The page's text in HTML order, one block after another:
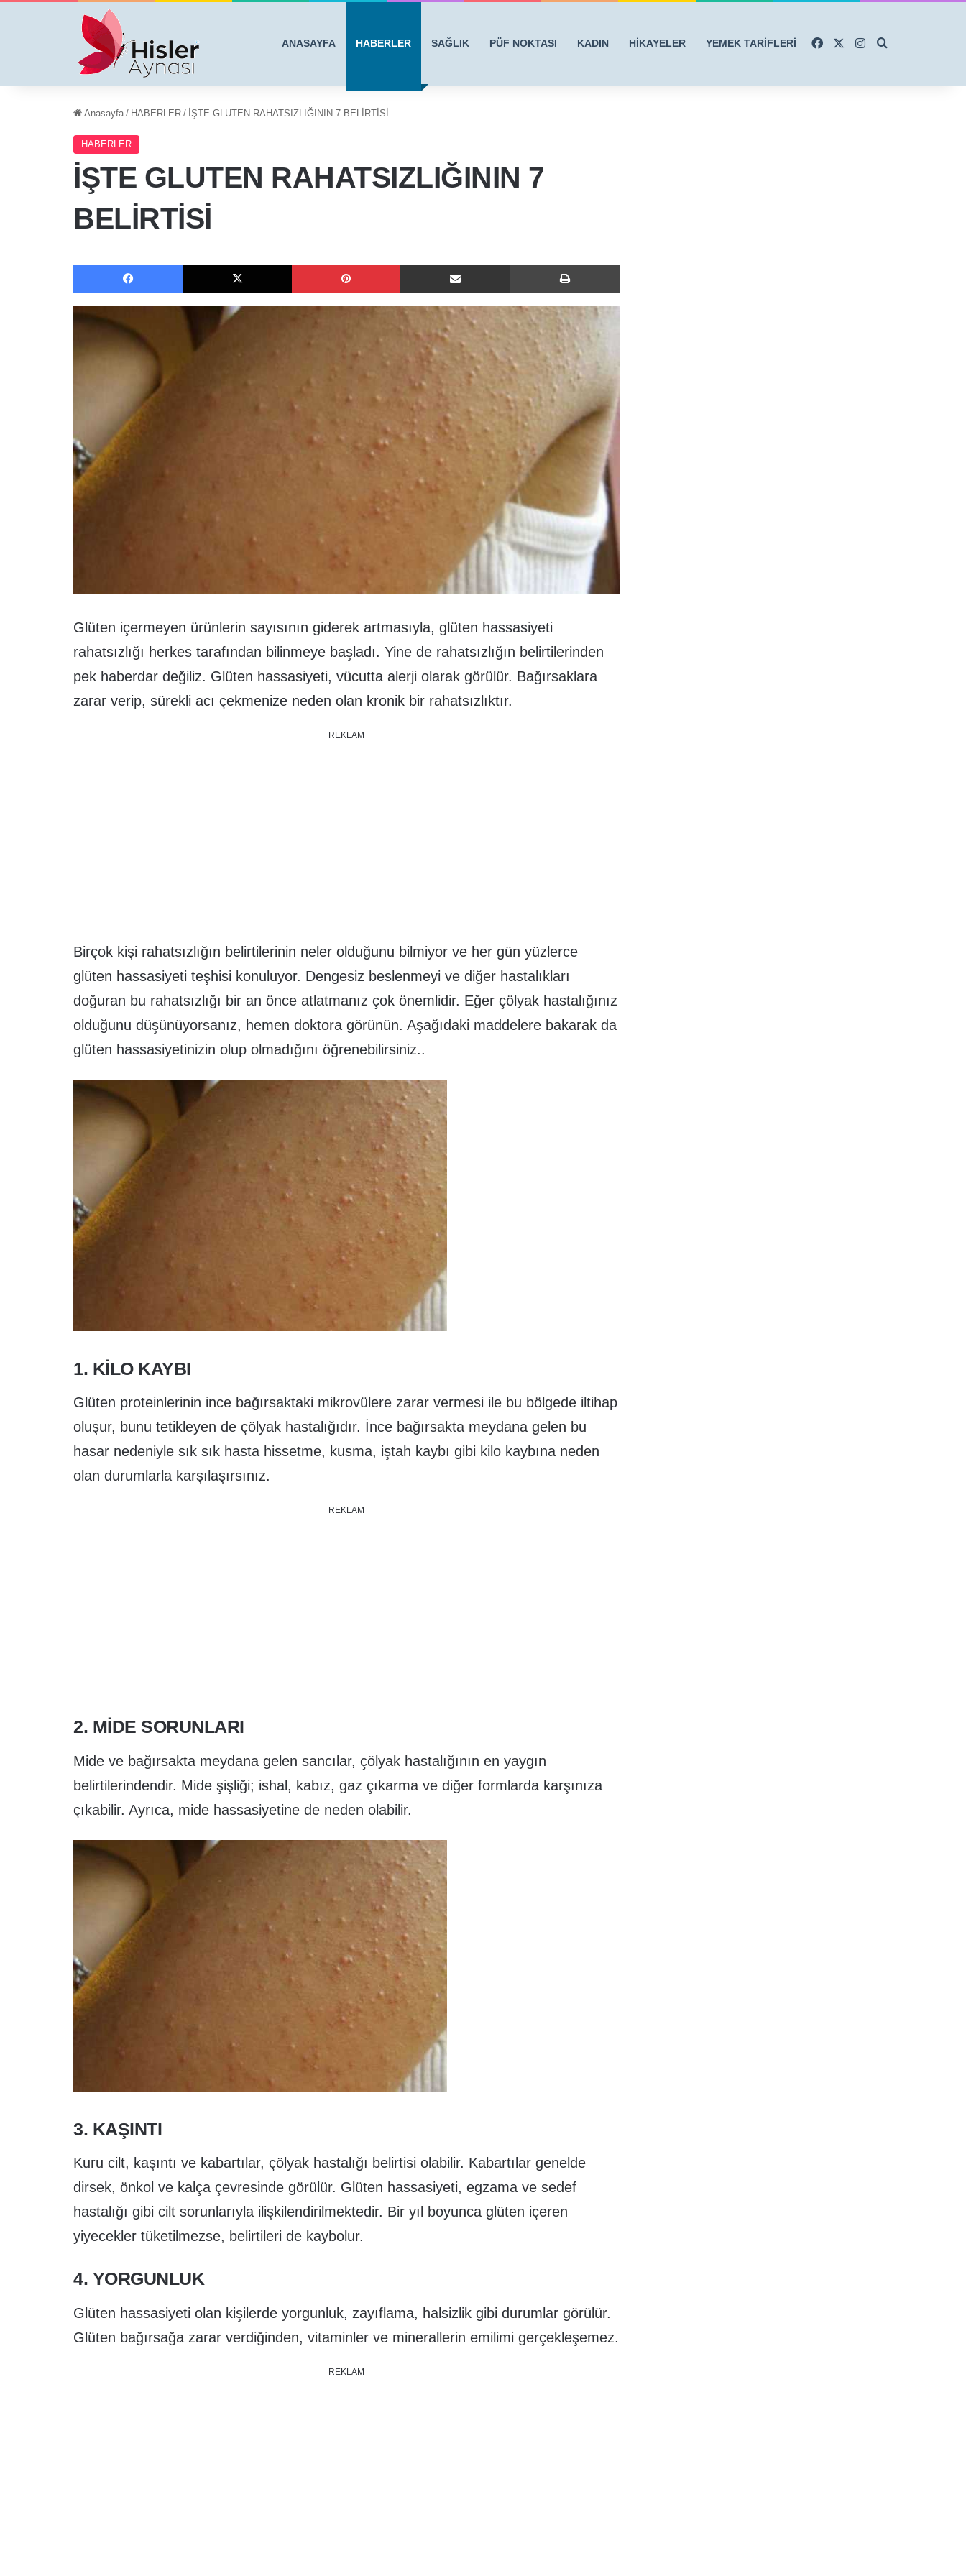
ANASAYFA HABERLER SAĞLIK PÜF NOKTASI KADIN HİKAYELER YEMEK TARİFLERİ FacebookInstagram
Anasayfa / HABERLER / İŞTE GLUTEN RAHATSIZLIĞININ 7 BELİRTİSİ
HABERLER
İŞTE GLUTEN RAHATSIZLIĞININ 7
BELİRTİSİ
Facebook X Pinterest E-Posta ile paylaş Yazdır
Glüten içermeyen ürünlerin sayısının giderek artmasıyla, glüten hassasiyeti
rahatsızlığı herkes tarafından bilinmeye başladı. Yine de rahatsızlığın belirtilerinden
pek haberdar değiliz. Glüten hassasiyeti, vücutta alerji olarak görülür. Bağırsaklara
zarar verip, sürekli acı çekmenize neden olan kronik bir rahatsızlıktır.
REKLAM
Birçok kişi rahatsızlığın belirtilerinin neler olduğunu bilmiyor ve her gün yüzlerce
glüten hassasiyeti teşhisi konuluyor. Dengesiz beslenmeyi ve diğer hastalıkları
doğuran bu rahatsızlığı bir an önce atlatmanız çok önemlidir. Eğer çölyak hastalığınız
olduğunu düşünüyorsanız, hemen doktora görünün. Aşağıdaki maddelere bakarak da
glüten hassasiyetinizin olup olmadığını öğrenebilirsiniz..
1. KILO KAYBI
Glüten proteinlerinin ince bağırsaktaki mikrovülere zarar vermesi ile bu bölgede iltihap
oluşur, bunu tetikleyen de çölyak hastalığıdır. İnce bağırsakta meydana gelen bu
hasar nedeniyle sık sık hasta hissetme, kusma, iştah kaybı gibi kilo kaybına neden
olan durumlarla karşılaşırsınız.
REKLAM
2. MIDE SORUNLARI
Mide ve bağırsakta meydana gelen sancılar, çölyak hastalığının en yaygın
belirtilerindendir. Mide şişliği; ishal, kabız, gaz çıkarma ve diğer formlarda karşınıza
çıkabilir. Ayrıca, mide hassasiyetine de neden olabilir.
3. KAŞINTI
Kuru cilt, kaşıntı ve kabartılar, çölyak hastalığı belirtisi olabilir. Kabartılar genelde
dirsek, önkol ve kalça çevresinde görülür. Glüten hassasiyeti, egzama ve sedef
hastalığı gibi cilt sorunlarıyla ilişkilendirilmektedir. Bir yıl boyunca glüten içeren
yiyecekler tüketilmezse, belirtileri de kaybolur.
4. YORGUNLUK
Glüten hassasiyeti olan kişilerde yorgunluk, zayıflama, halsizlik gibi durumlar görülür.
Glüten bağırsağa zarar verdiğinden, vitaminler ve minerallerin emilimi gerçekleşemez.
REKLAM